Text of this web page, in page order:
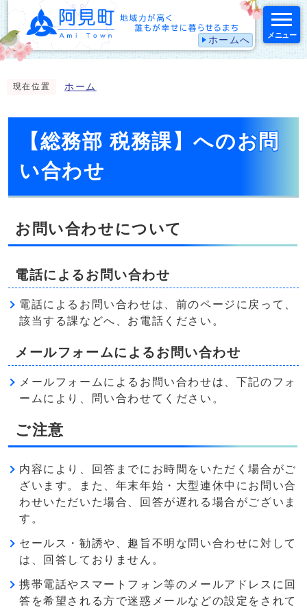
ホームへ メニュー
現在位置 ホーム
【総務部 税務課】へのお問
い合わせ
お問い合わせについて
電話によるお問い合わせ
電話によるお問い合わせは、前のページに戻って、
該当する課などへ、お電話ください。
メールフォームによるお問い合わせ
メールフォームによるお問い合わせは、下記のフォ
ームにより、問い合わせてください。
ご注意
内容により、回答までにお時間をいただく場合がご
ざいます。また、年末年始・大型連休中にお問い合
わせいただいた場合、回答が遅れる場合がございま
す。
セールス・勧誘や、趣旨不明な問い合わせに対して
は、回答しておりません。
携帯電話やスマートフォン等のメールアドレスに回
答を希望される方で迷惑メールなどの設定をされて